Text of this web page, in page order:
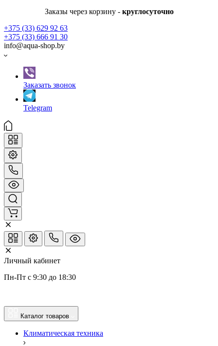
Заказы через корзину - круглосуточно
+375 (33) 629 92 63
+375 (33) 666 91 30
info@aqua-shop.by
Заказать звонок
Telegram
Личный кабинет
Пн-Пт с 9:30 до 18:30
Каталог товаров
Климатическая техника